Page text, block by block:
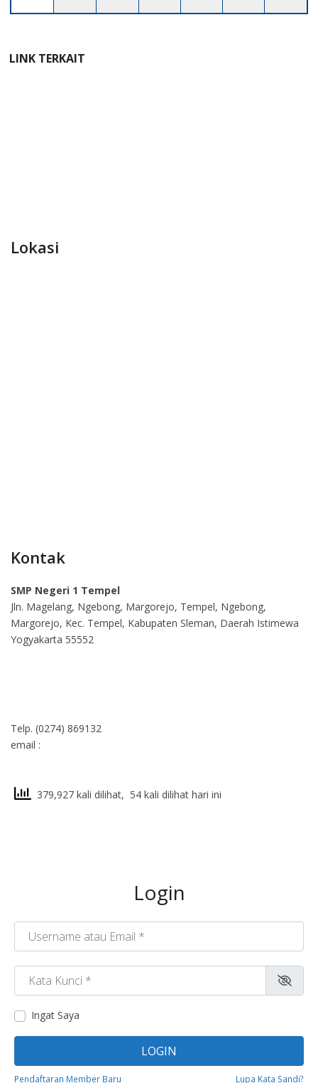
LINK TERKAIT
Lokasi
Kontak
SMP Negeri 1 Tempel
Jln. Magelang, Ngebong, Margorejo, Tempel, Ngebong,
Margorejo, Kec. Tempel, Kabupaten Sleman, Daerah Istimewa
Yogyakarta 55552
Telp. (0274) 869132
email :
379,927 kali dilihat, 54 kali dilihat hari ini
Login
Username atau Email*
Kata Kunci
Ingat Saya
LOGIN
Pendaftaran Member Baru Lupa Kata Sandi?